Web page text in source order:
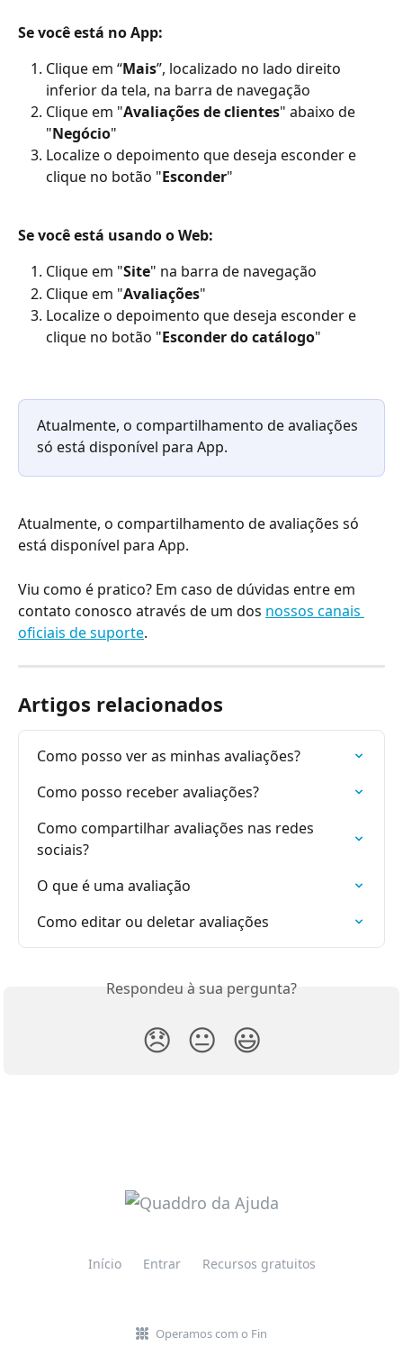
Se você está no App:
Clique em “Mais”, localizado no lado direito
inferior da tela, na barra de navegação
Clique em "Avaliações de clientes" abaixo de
"Negócio"
Localize o depoimento que deseja esconder e
clique no botão "Esconder"
Se você está usando o Web:
Clique em "Site" na barra de navegação
Clique em "Avaliações"
Localize o depoimento que deseja esconder e
clique no botão "Esconder do catálogo"
Atualmente, o compartilhamento de avaliações
só está disponível para App.
Atualmente, o compartilhamento de avaliações só
está disponível para App.
Viu como é pratico? Em caso de dúvidas entre em
contato conosco através de um dos nossos canais
oficiais de suporte.
Artigos relacionados
Como posso ver as minhas avaliações?
Como posso receber avaliações?
Como compartilhar avaliações nas redes
sociais?
O que é uma avaliação
Como editar ou deletar avaliações
Respondeu à sua pergunta?
😞 😐 😃
Início Entrar Recursos gratuitos
Operamos com o Fin